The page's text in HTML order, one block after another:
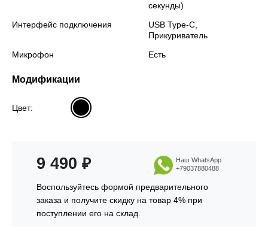
секунды)
Интерфейс подключения
USB Type-C,
Прикуриватель
Микрофон
Есть
Модификации
Цвет:
9 490 ₽
Воспользуйтесь формой предварительного
заказа и получите скидку на товар 4% при
поступлении его на склад.
Наш WhatsApp
+79037880488